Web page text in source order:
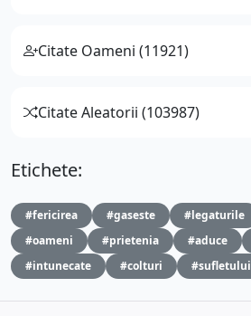
Citate Oameni (11921)
Citate Aleatorii (103987)
Etichete:
#fericirea #gaseste #legaturile
#oameni
#prietenia #aduce
#intunecate
#colturi #sufletului